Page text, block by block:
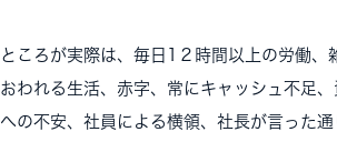
ところが実際は、毎日1２時間以上の労働
おわれる生活、赤字、常にキャッシュ不足
への不安、社員による横領、社長が言った